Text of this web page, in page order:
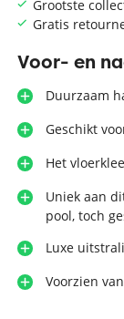
Grootste
Gratis
Voor- en
Duurzaam
Geschikt
Het
Uniek aan
pool, toch
Luxe
Voorzien